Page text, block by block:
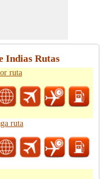
Indias Rutas
ruta
ruta